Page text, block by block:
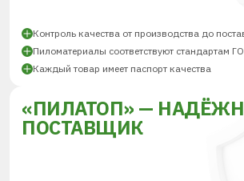
Контроль качества от производства до
Пиломатериалы соответствуют стандартам
Каждый товар имеет паспорт качества
«ПИЛАТОП» —
ПОСТАВЩИК